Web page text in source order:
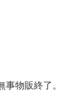
物販終了。